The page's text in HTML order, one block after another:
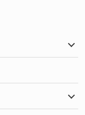
Play